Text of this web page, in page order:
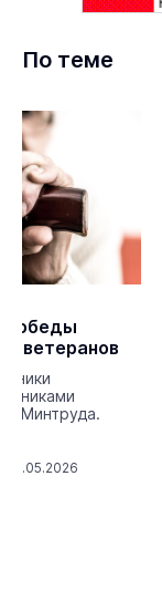
По теме
Победы
ветеранов
Минтруда.